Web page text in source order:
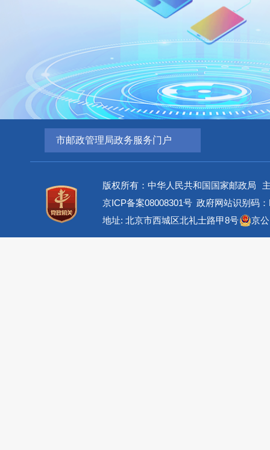
市邮政管理局政务服务门户
版权所有：中华人民共和国国家邮政局
京ICP备案08008301号 政府网站识别码
地址: 北京市西城区北礼士路甲8号
京